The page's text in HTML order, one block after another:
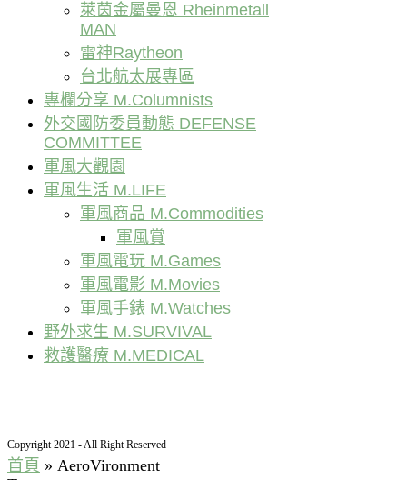
萊茵金屬曼恩 Rheinmetall
MAN
雷神Raytheon
台北航太展專區
專欄分享 M.Columnists
外交國防委員動態 DEFENSE
COMMITTEE
軍風大觀園
軍風生活 M.LIFE
軍風商品 M.Commodities
軍風賞
軍風電玩 M.Games
軍風電影 M.Movies
軍風手錶 M.Watches
野外求生 M.SURVIVAL
救護醫療 M.MEDICAL
Copyright 2021 - All Right Reserved
首頁 » AeroVironment